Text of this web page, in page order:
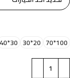
100*70
20*30
30*40